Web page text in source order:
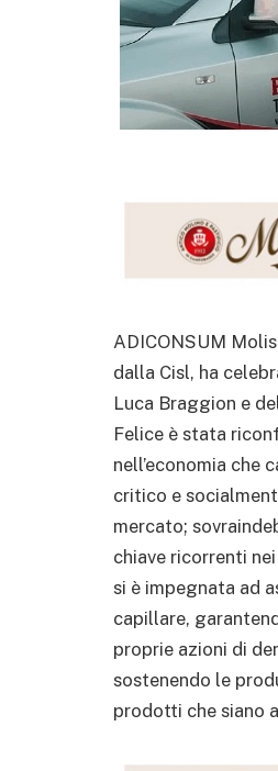
ADICONSUM
dalla Cisl, ha
Luca Braggion e
Felice è stata
nell’economia che
critico e
mercato;
chiave ricorrenti
si è impegnata ad
capillare,
proprie azioni di
sostenendo le
prodotti che siano